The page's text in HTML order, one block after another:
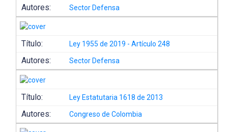
Autores: Sector Defensa
Título: Ley 1955 de 2019 - Artículo 248
Autores: Sector Defensa
Título: Ley Estatutaria 1618 de 2013
Autores: Congreso de Colombia